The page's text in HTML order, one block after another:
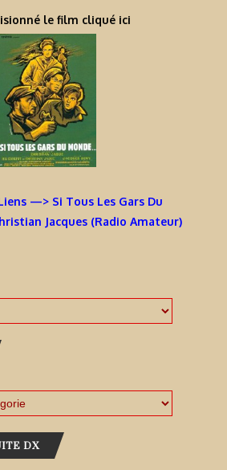
le film cliqué ici
—> Si Tous Les Gars Du
Jacques (Radio Amateur)
DX